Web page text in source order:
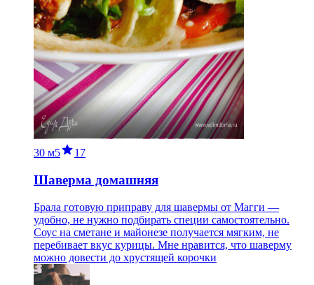
30 м5 17
Шаверма домашняя
Брала готовую приправу для шавермы от Магги —
удобно, не нужно подбирать специи самостоятельно.
Соус на сметане и майонезе получается мягким, не
перебивает вкус курицы. Мне нравится, что шаверму
можно довести до хрустящей корочки